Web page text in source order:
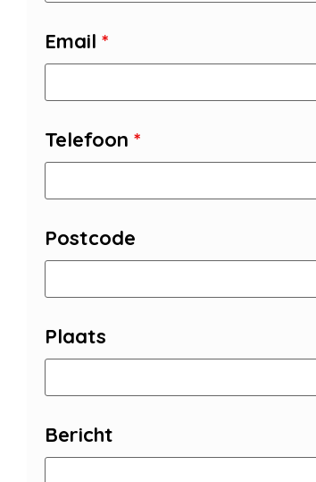
Email *
Telefoon *
Postcode
Plaats
Bericht